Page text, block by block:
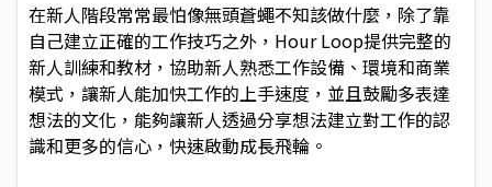
在新人階段常常最怕像無頭蒼蠅不知該做什麼，除了靠
自己建立正確的工作技巧之外 ，Hour Loop提供完整的
新人訓練和教材，協助新人熟悉工作設備、環境和商業
模式，讓新人能加快工作的上手速度，並且鼓勵多表達
想法的文化，能夠讓新人透過分享想法建立對工作的認
識和更多的信心，快速啟動成長飛輪。